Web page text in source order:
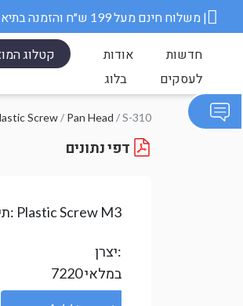
משלוח חינם מעל 199 ש״ח והזמנה בתיאום מראש ||| מס' ספק משרד הבטחון 11006845 |
קטלוג אודות
חדשות
בלוג
לעסקים
Screw/ Pan Head / S-310
תיאור: Plastic Screw M3
יצרן:
7220במלאי